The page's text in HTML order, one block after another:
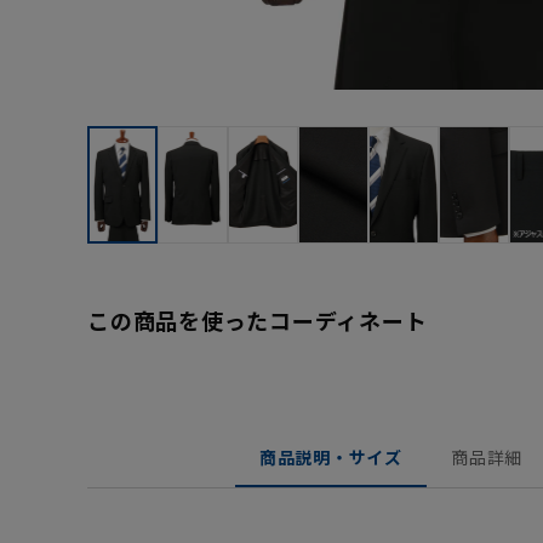
この商品を使ったコーディネート
商品説明・サイズ 商品詳細